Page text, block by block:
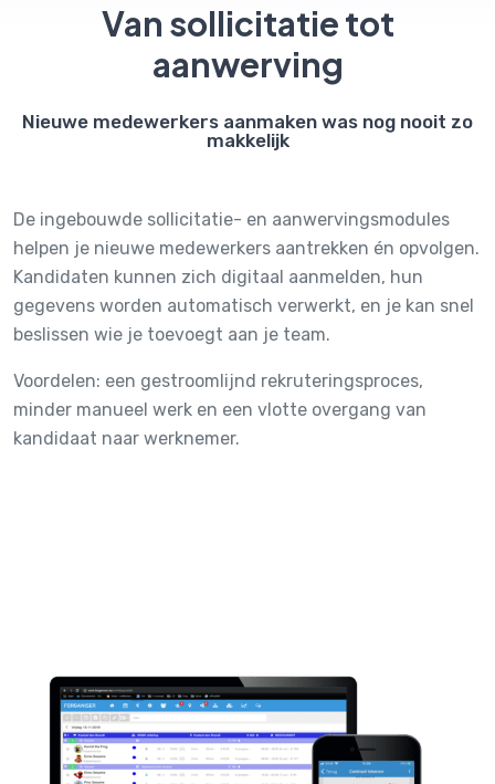
Van sollicitatie tot
aanwerving
Nieuwe medewerkers aanmaken was nog nooit zo
makkelijk
De ingebouwde sollicitatie- en aanwervingsmodules
helpen je nieuwe medewerkers aantrekken én opvolgen.
Kandidaten kunnen zich digitaal aanmelden, hun
gegevens worden automatisch verwerkt, en je kan snel
beslissen wie je toevoegt aan je team.
Voordelen: een gestroomlijnd rekruteringsproces,
minder manueel werk en een vlotte overgang van
kandidaat naar werknemer.